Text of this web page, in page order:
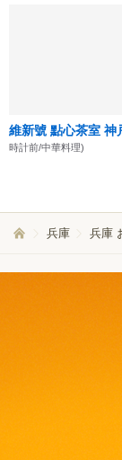
維新號 點心茶室 神
時計前/中華料理)
兵庫 兵庫